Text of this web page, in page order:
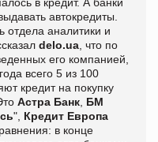
автокредиты.
отдела аналитики и
delo.ua , что по
его компанией,
всего 5 из 100
кредит на покупку
Астра Банк БМ
", Кредит Европа
в конце